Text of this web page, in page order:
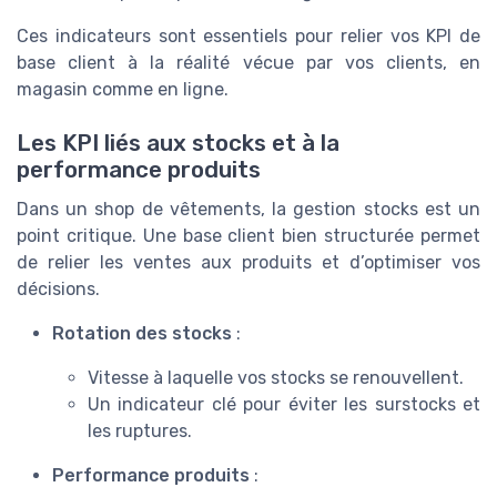
Ces indicateurs sont essentiels pour relier vos KPI de
base client à la réalité vécue par vos clients, en
magasin comme en ligne.
Les KPI liés aux stocks et à la
performance produits
Dans un shop de vêtements, la gestion stocks est un
point critique. Une base client bien structurée permet
de relier les ventes aux produits et d’optimiser vos
décisions.
Rotation des stocks :
Vitesse à laquelle vos stocks se renouvellent.
Un indicateur clé pour éviter les surstocks et
les ruptures.
Performance produits :